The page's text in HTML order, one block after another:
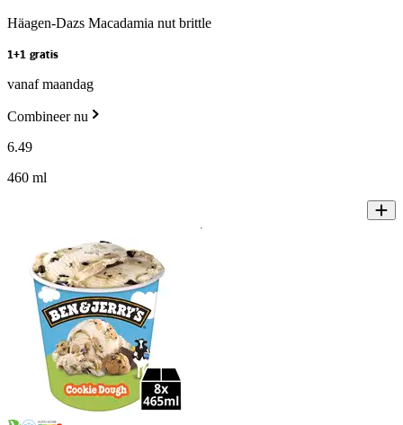
Häagen-Dazs Macadamia nut brittle
1+1 gratis
vanaf maandag
Combineer nu
6.49
460 ml